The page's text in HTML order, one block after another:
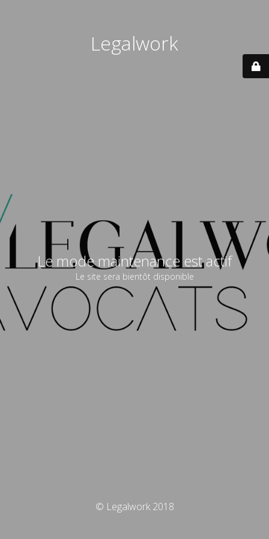
Legalwork
Le mode maintenance est actif
Le site sera bientôt disponible
© Legalwork 2018